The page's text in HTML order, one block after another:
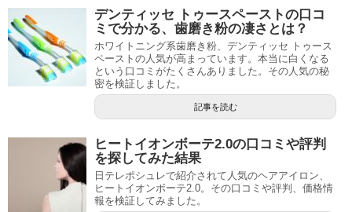
デンティッセ トゥースペーストの口コ
ミで分かる、歯磨き粉の凄さとは？
ホワイトニング系歯磨き粉、デンティッセ トゥース
ペーストの人気が高まっています。本当に白くなる
という口コミがたくさんありました。その人気の秘
密を検証しました。
記事を読む
ヒートイオンボーテ2.0の口コミや評判
を探してみた結果
日テレポシュレで紹介されて人気のヘアアイロン、
ヒートイオンボーテ2.0。その口コミや評判、価格情
報を検証してみました。